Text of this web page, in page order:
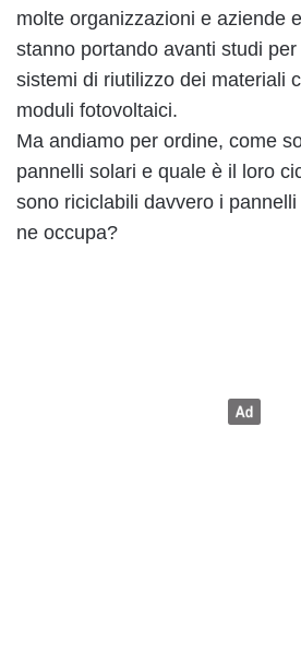
molte organizzazioni e aziende
stanno portando avanti studi
sistemi di riutilizzo dei materiali
moduli fotovoltaici.
Ma andiamo per ordine, come
pannelli solari e quale è il loro
sono riciclabili davvero i
ne occupa?